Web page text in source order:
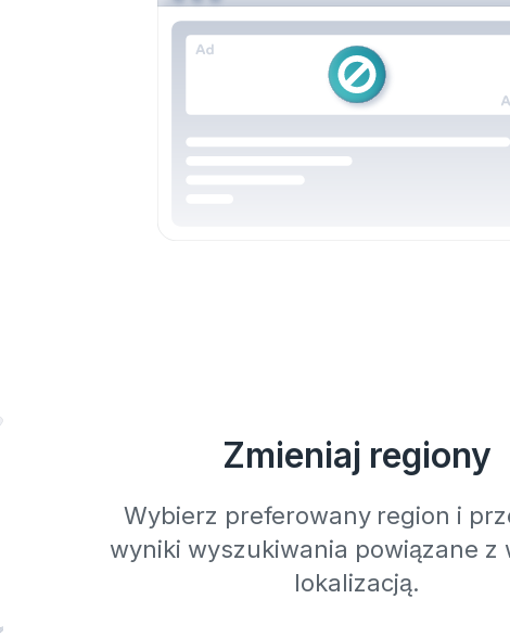
Zmieniaj regiony
Wybierz preferowany region i
wyniki wyszukiwania powiązane z
lokalizacją.